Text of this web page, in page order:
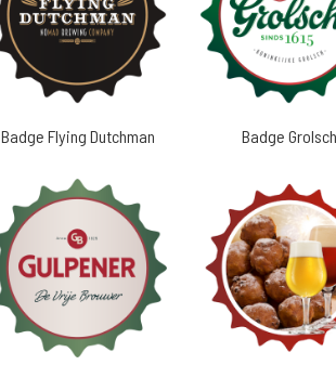
Badge Flying Dutchman Badge Grolsch